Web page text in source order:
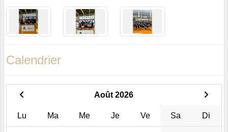
Calendrier
Août 2026
Lu Ma Me Je Ve Sa Di